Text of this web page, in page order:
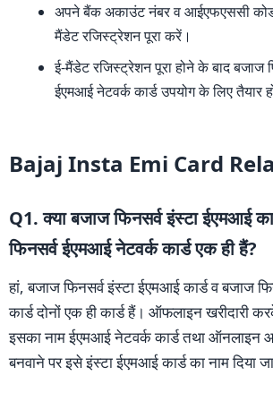
अपने बैंक अकाउंट नंबर व आईएफएससी
मैंडेट रजिस्ट्रेशन पूरा करें।
ई-मैंडेट रजिस्ट्रेशन पूरा होने के बाद बजाज
ईएमआई नेटवर्क कार्ड उपयोग के लिए तैयार
Bajaj Insta Emi Card
Q1. क्या बजाज फिनसर्व इंस्टा ईएमआई
फिनसर्व ईएमआई नेटवर्क कार्ड एक ही हैं?
हां, बजाज फिनसर्व इंस्टा ईएमआई कार्ड व बजाज
कार्ड दोनों एक ही कार्ड हैं। ऑफलाइन खरीदारी
इसका नाम ईएमआई नेटवर्क कार्ड तथा ऑनलाइन
बनवाने पर इसे इंस्टा ईएमआई कार्ड का नाम दिया